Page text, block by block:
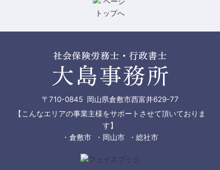
〒710-0845 岡山県倉敷市西富井629-77
【こんなエリアの事業主様をサポートさせて頂いておりま
す】
・倉敷市 ・岡山市 ・総社市